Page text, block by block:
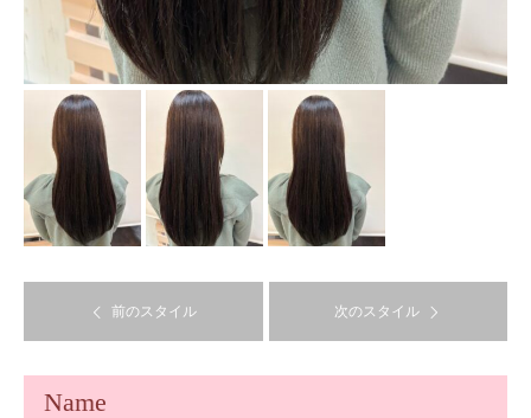
前のスタイル 次のスタイル
Name